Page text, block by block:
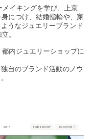
イキングを学び、上京
につけ、結婚指輪や、家
うなジュエリーブランド
。
内ジュエリーショップに
自のブランド活動のノウ